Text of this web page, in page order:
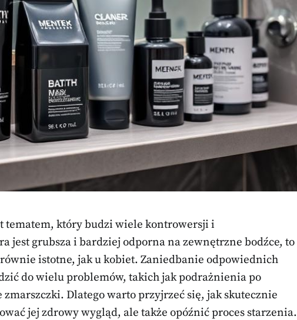
tematem, który budzi wiele kontrowersji i
jest grubsza i bardziej odporna na zewnętrzne bodźce, to
istotne, jak u kobiet. Zaniedbanie odpowiednich
do wielu problemów, takich jak podrażnienia po
Dlatego warto przyjrzeć się, jak skutecznie
jej zdrowy wygląd, ale także opóźnić proces starzenia.